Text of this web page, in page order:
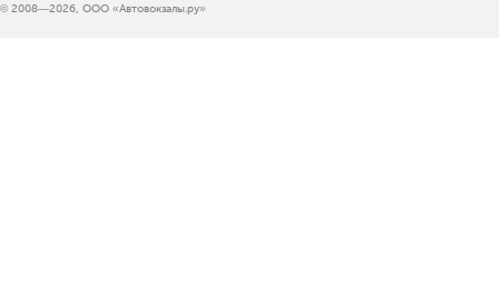
© 2008—2026, ООО «Автовокзалы.ру»